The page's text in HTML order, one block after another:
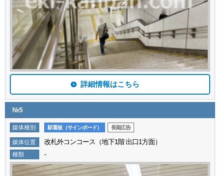
詳細情報はこちら
№5
媒体種別 駅看板（サインボード） 長期広告
媒体位置 改札外コンコース（地下1階 出口1方面）
種類 -